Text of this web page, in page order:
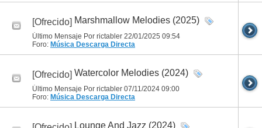
[Ofrecido] Marshmallow Melodies (2025)
Último Mensaje Por rictabler 22/01/2025 09:54
Foro: Música Descarga Directa
[Ofrecido] Watercolor Melodies (2024)
Último Mensaje Por rictabler 07/11/2024 09:00
Foro: Música Descarga Directa
Lounge And Jazz (2024)